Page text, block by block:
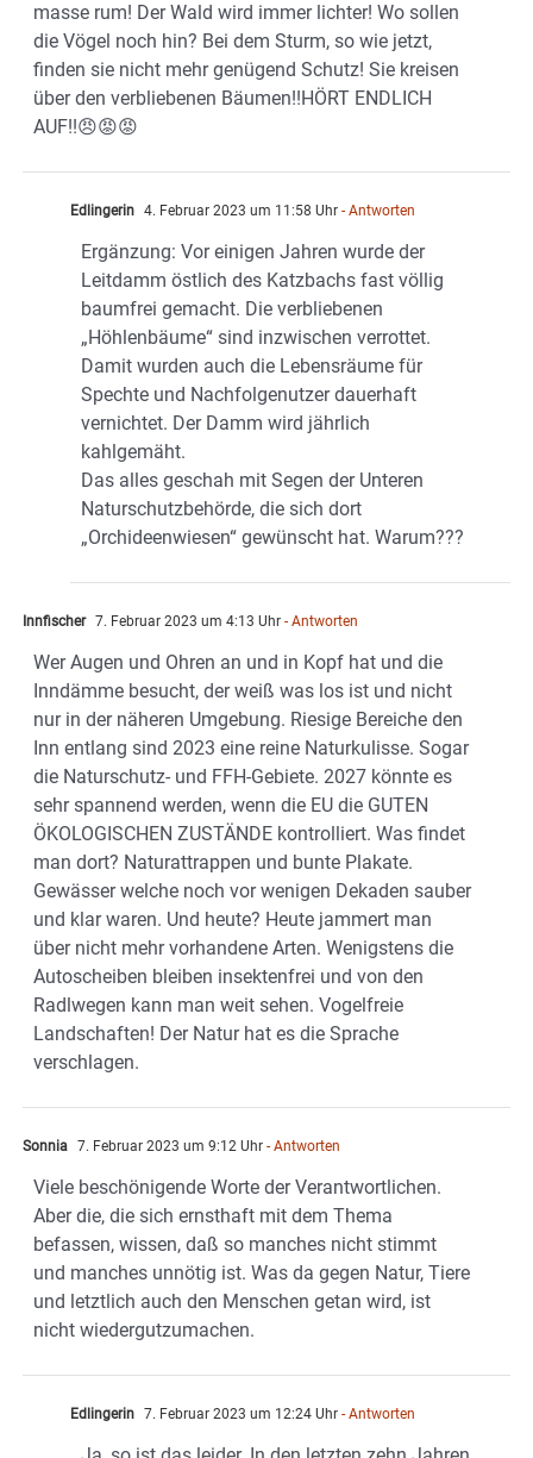
masse rum! Der Wald wird immer lichter! Wo sollen
die Vögel noch hin? Bei dem Sturm, so wie jetzt,
finden sie nicht mehr genügend Schutz! Sie kreisen
über den verbliebenen Bäumen!!HÖRT ENDLICH
AUF!!😠😡😡
Edlingerin 4. Februar 2023 um 11:58 Uhr - Antworten
Ergänzung: Vor einigen Jahren wurde der
Leitdamm östlich des Katzbachs fast völlig
baumfrei gemacht. Die verbliebenen
„Höhlenbäume“ sind inzwischen verrottet.
Damit wurden auch die Lebensräume für
Spechte und Nachfolgenutzer dauerhaft
vernichtet. Der Damm wird jährlich
kahlgemäht.
Das alles geschah mit Segen der Unteren
Naturschutzbehörde, die sich dort
„Orchideenwiesen“ gewünscht hat. Warum???
Innfischer 7. Februar 2023 um 4:13 Uhr - Antworten
Wer Augen und Ohren an und in Kopf hat und die
Inndämme besucht, der weiß was los ist und nicht
nur in der näheren Umgebung. Riesige Bereiche den
Inn entlang sind 2023 eine reine Naturkulisse. Sogar
die Naturschutz- und FFH-Gebiete. 2027 könnte es
sehr spannend werden, wenn die EU die GUTEN
ÖKOLOGISCHEN ZUSTÄNDE kontrolliert. Was findet
man dort? Naturattrappen und bunte Plakate.
Gewässer welche noch vor wenigen Dekaden sauber
und klar waren. Und heute? Heute jammert man
über nicht mehr vorhandene Arten. Wenigstens die
Autoscheiben bleiben insektenfrei und von den
Radlwegen kann man weit sehen. Vogelfreie
Landschaften! Der Natur hat es die Sprache
verschlagen.
Sonnia 7. Februar 2023 um 9:12 Uhr - Antworten
Viele beschönigende Worte der Verantwortlichen.
Aber die, die sich ernsthaft mit dem Thema
befassen, wissen, daß so manches nicht stimmt
und manches unnötig ist. Was da gegen Natur, Tiere
und letztlich auch den Menschen getan wird, ist
nicht wiedergutzumachen.
Edlingerin 7. Februar 2023 um 12:24 Uhr - Antworten